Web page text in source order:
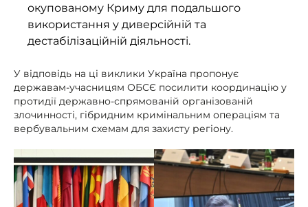
окупованому Криму для подальшого
використання у диверсійній та
дестабілізаційній діяльності.
У відповідь на ці виклики Україна пропонує
державам-учасницям ОБСЄ посилити координацію у
протидії державно-спрямованій організованій
злочинності, гібридним кримінальним операціям та
вербувальним схемам для захисту регіону.